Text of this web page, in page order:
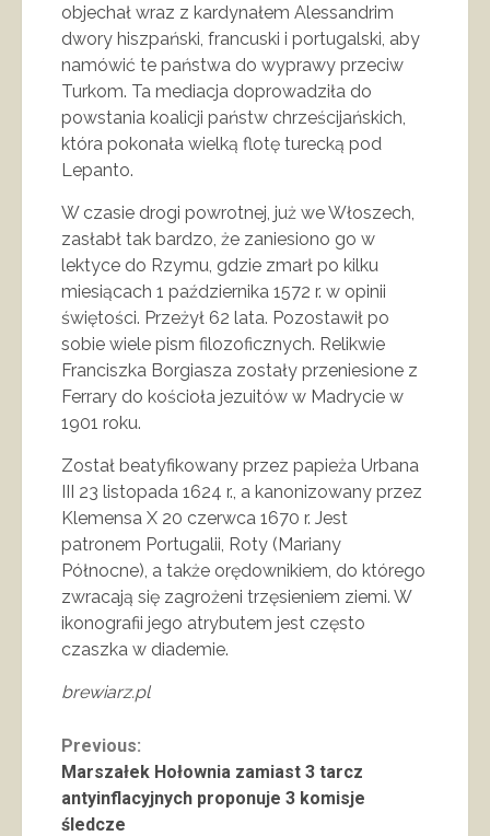
objechał wraz z kardynałem Alessandrim
dwory hiszpański, francuski i portugalski, aby
namówić te państwa do wyprawy przeciw
Turkom. Ta mediacja doprowadziła do
powstania koalicji państw chrześcijańskich,
która pokonała wielką flotę turecką pod
Lepanto.
W czasie drogi powrotnej, już we Włoszech,
zasłabł tak bardzo, że zaniesiono go w
lektyce do Rzymu, gdzie zmarł po kilku
miesiącach 1 października 1572 r. w opinii
świętości. Przeżył 62 lata. Pozostawił po
sobie wiele pism filozoficznych. Relikwie
Franciszka Borgiasza zostały przeniesione z
Ferrary do kościoła jezuitów w Madrycie w
1901 roku.
Został beatyfikowany przez papieża Urbana
III 23 listopada 1624 r., a kanonizowany przez
Klemensa X 20 czerwca 1670 r. Jest
patronem Portugalii, Roty (Mariany
Północne), a także orędownikiem, do którego
zwracają się zagrożeni trzęsieniem ziemi. W
ikonografii jego atrybutem jest często
czaszka w diademie.
brewiarz.pl
Continue
Reading
Previous:
Marszałek Hołownia zamiast 3 tarcz
antyinflacyjnych proponuje 3 komisje
śledcze